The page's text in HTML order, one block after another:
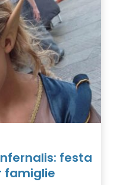
festa
famiglie